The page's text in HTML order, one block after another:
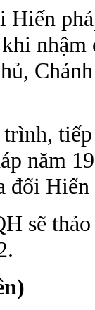
Hiến
năm
đổi
sẽ